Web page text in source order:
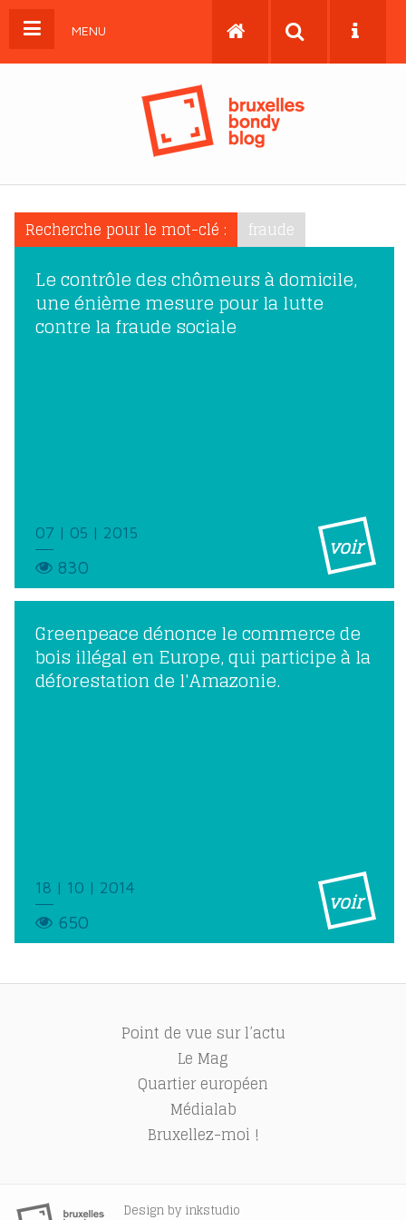
MENU
Recherche pour le mot-clé : fraude
Le contrôle des chômeurs à domicile,
une énième mesure pour la lutte
contre la fraude sociale
voir
07 | 05 | 2015
830
Greenpeace dénonce le commerce de
bois illégal en Europe, qui participe à la
déforestation de l'Amazonie.
voir
18 | 10 | 2014
650
Point de vue sur l’actu
Le Mag
Quartier européen
Médialab
Bruxellez-moi !
Design by inkstudio